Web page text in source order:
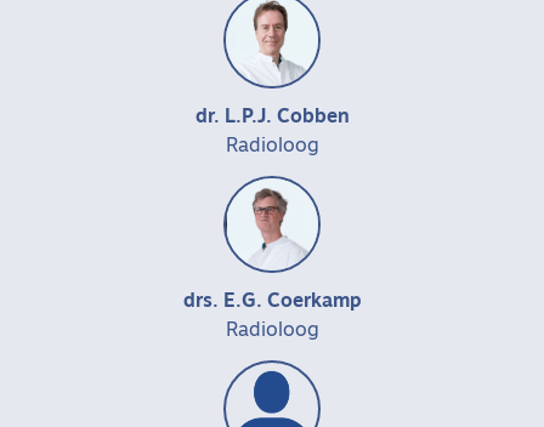
dr. L.P.J. Cobben
Radioloog
drs. E.G. Coerkamp
Radioloog